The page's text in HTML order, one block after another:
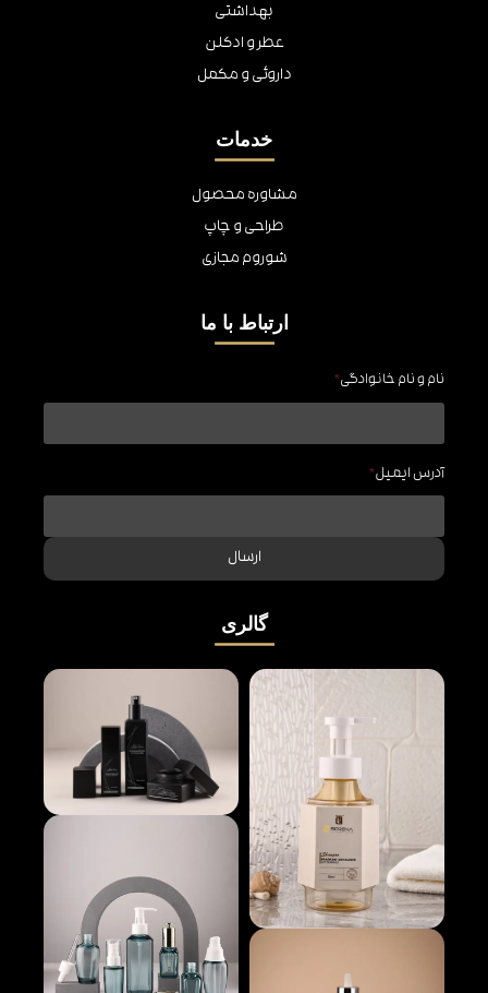
گالری
بهداشتی
عطر و ادکلن
داروئی و مکمل
خدمات
مشاوره محصول
طراحی و چاپ
شوروم مجازی
ارتباط با ما
نام و نام خانوادگی*
آدرس ایمیل*
ارسال